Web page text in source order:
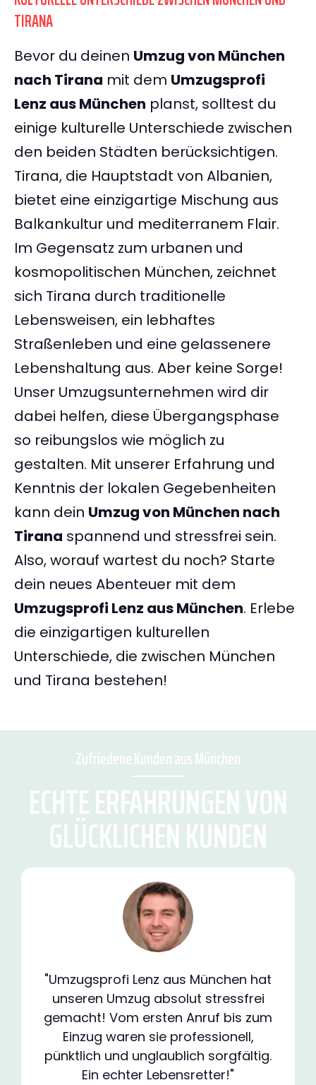
TIRANA
Bevor du deinen Umzug von München
nach Tirana mit dem Umzugsprofi
Lenz aus München planst, solltest du
einige kulturelle Unterschiede zwischen
den beiden Städten berücksichtigen.
Tirana, die Hauptstadt von Albanien,
bietet eine einzigartige Mischung aus
Balkankultur und mediterranem Flair.
Im Gegensatz zum urbanen und
kosmopolitischen München, zeichnet
sich Tirana durch traditionelle
Lebensweisen, ein lebhaftes
Straßenleben und eine gelassenere
Lebenshaltung aus. Aber keine Sorge!
Unser Umzugsunternehmen wird dir
dabei helfen, diese Übergangsphase
so reibungslos wie möglich zu
gestalten. Mit unserer Erfahrung und
Kenntnis der lokalen Gegebenheiten
kann dein Umzug von München nach
Tirana spannend und stressfrei sein.
Also, worauf wartest du noch? Starte
dein neues Abenteuer mit dem
Umzugsprofi Lenz aus München. Erlebe
die einzigartigen kulturellen
Unterschiede, die zwischen München
und Tirana bestehen!
Zufriedene Kunden aus München
ECHTE ERFAHRUNGEN VON
GLÜCKLICHEN KUNDEN
"Umzugsprofi Lenz aus München hat
unseren Umzug absolut stressfrei
gemacht! Vom ersten Anruf bis zum
Einzug waren sie professionell,
pünktlich und unglaublich sorgfältig.
Ein echter Lebensretter!"